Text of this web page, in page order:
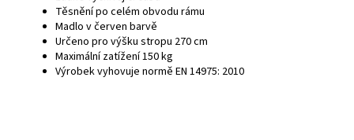
Těsnění po celém obvodu rámu
Madlo v červen barvě
Určeno pro výšku stropu 270 cm
Maximální zatížení 150 kg
Výrobek vyhovuje normě EN 14975: 2010